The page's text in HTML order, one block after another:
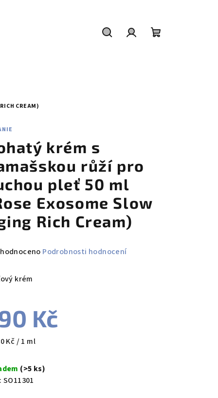
CREAM)
krém s
růží pro
pleť 50 ml
Exosome Slow
Rich Cream)
Podrobnosti hodnocení
krém
Kč
Kč / 1 ml
(>5 ks)
SO11301